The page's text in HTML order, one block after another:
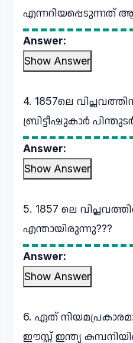
എന്നറിയപ്പെടുന്നത്
Answer:
Show Answer
4. 1857ലെ
ബ്രിട്ടീഷുകാർ
Answer:
Show Answer
5. 1857 ലെ
എന്തായിരുന്നു???
Answer:
Show Answer
6. ഏത്
ഈസ്റ്റ് ഇന്ത്യ